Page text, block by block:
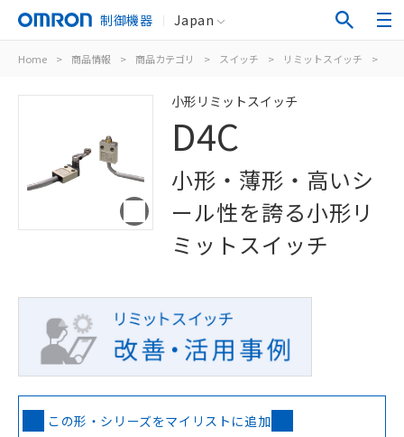
制御機器 Japan
Home > 商品情報 > 商品カテゴリ > スイッチ > リミットスイッチ >
小形リミットスイッチ
D4C
小形・薄形・高いシ
ール性を誇る小形リ
ミットスイッチ
この形・シリーズをマイリストに追加